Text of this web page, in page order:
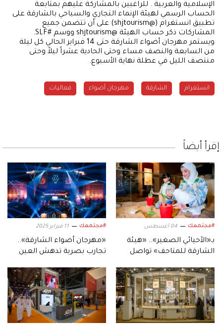
الإسلامية والعربية . للراغبين بالمشاركة عليهم بمتابعة
الحساب الرسمي لهيئة الإنماء التجاري والسياحي بالشارقة على
تطبيق انستغرام (@shjtourism) على أن تتضمن جميع
المشاركات ذكر حساب الهيئة @shjtourism ووسم #SLF.
ويستمر مهرجان أضواء الشارقة حتى 14 فبراير الحالي كل ليلة
من السابعة والنصف مساء وحتى الحادية عشراً ليلاً وحتى
منتصف الليل في عطلة نهاية الأسبوع.
انستغرام الشارقة مهرجان أضواء فعاليات
إقرأ أيضاً
#مجتمعك 04 أغسطس
بـ«الأحيائي الصغير».. «هيئة
الشارقة للمتاحف» تواصل
#مجتمعك 11 فبراير 2025
«مهرجان أضواء الشارقة»..
تجارب بصرية تدهش العين